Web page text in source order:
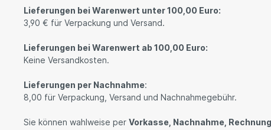
Lieferungen bei Warenwert unter 100,00 Euro:
3,90 € für Verpackung und Versand.
Lieferungen bei Warenwert ab 100,00 Euro:
Keine Versandkosten.
Lieferungen per Nachnahme:
8,00 für Verpackung, Versand und Nachnahmegebühr.
Sie können wahlweise per Vorkasse, Nachnahme,